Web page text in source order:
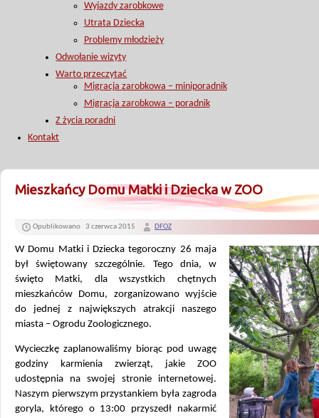
Wyjazdy zarobkowe
Utrata Dziecka
Problemy młodzieży
Odwołanie wizyty
Warto przeczytać
Migracja zarobkowa – miniporadnik
Migracja zarobkowa – poradnik
Z życia poradni
Kontakt
Mieszkańcy Domu Matki i Dziecka w ZOO
Opublikowano 3 czerwca 2015 DFOZ
W Domu Matki i Dziecka tegoroczny 26 maja
był świętowany szczególnie. Tego dnia, w
święto Matki, dla wszystkich chętnych
mieszkańców Domu, zorganizowano wyjście
do jednej z największych atrakcji naszego
miasta – Ogrodu Zoologicznego.
Wycieczkę zaplanowaliśmy biorąc pod uwagę
godziny karmienia zwierząt, jakie ZOO
udostępnia na swojej stronie internetowej.
Naszym pierwszym przystankiem była zagroda
goryla, którego o 13:00 przyszedł nakarmić